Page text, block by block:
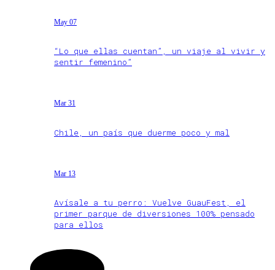
May 07
“Lo que ellas cuentan”, un viaje al vivir y
sentir femenino”
Mar 31
Chile, un país que duerme poco y mal
Mar 13
Avísale a tu perro: Vuelve GuauFest, el
primer parque de diversiones 100% pensado
para ellos